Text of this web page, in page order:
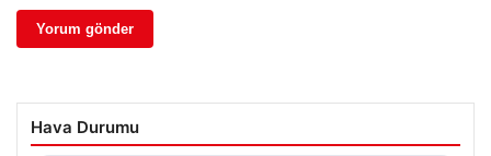
Hava Durumu